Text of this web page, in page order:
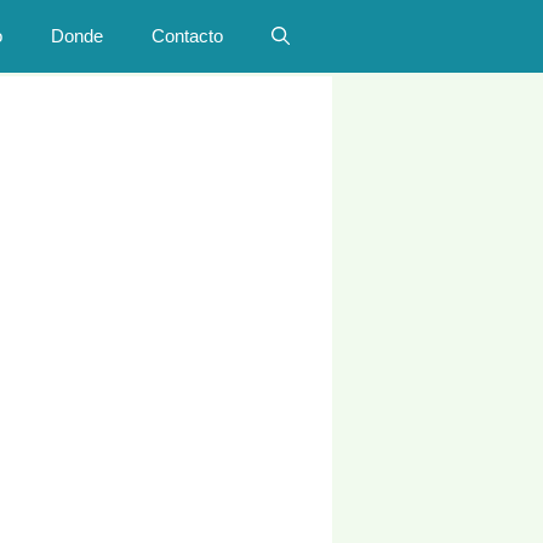
Donde Contacto